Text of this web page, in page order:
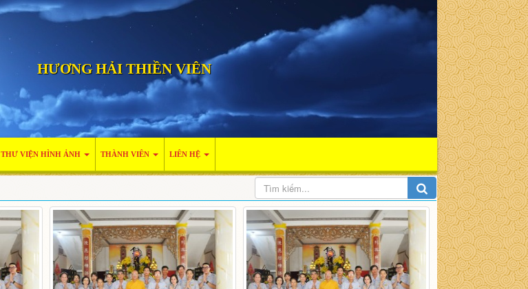
HƯƠNG HẢI THIỀN VIÊN
THƯ VIỆN HÌNH ẢNH THÀNH VIÊN LIÊN HỆ